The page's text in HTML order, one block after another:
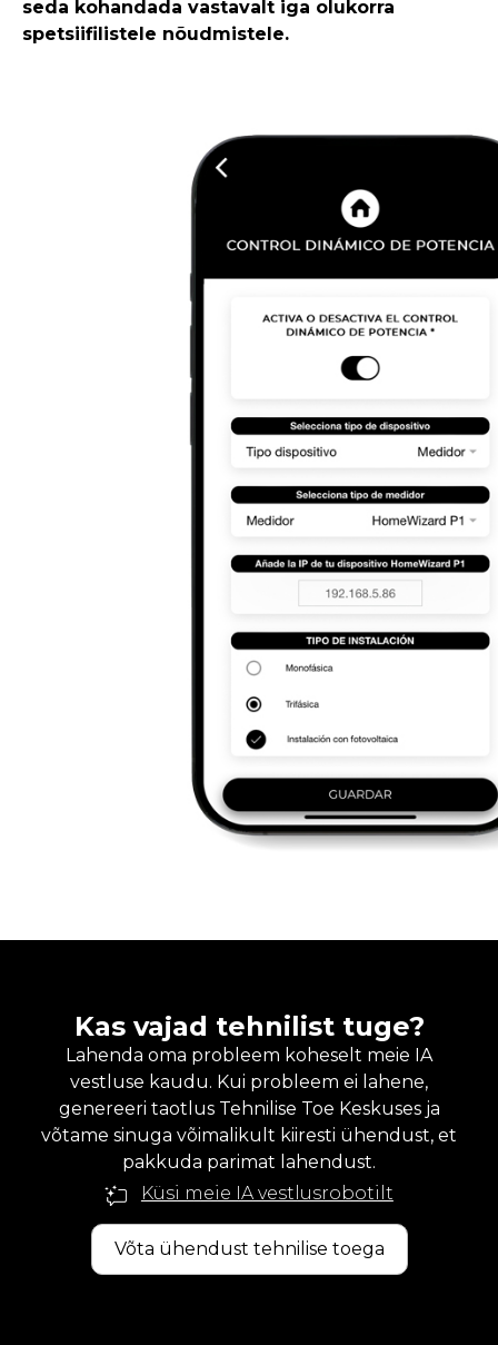
seda kohandada vastavalt iga olukorra
spetsiifilistele nõudmistele.
Kas vajad tehnilist tuge?
Lahenda oma probleem koheselt meie IA
vestluse kaudu. Kui probleem ei lahene,
genereeri taotlus Tehnilise Toe Keskuses ja
võtame sinuga võimalikult kiiresti ühendust, et
pakkuda parimat lahendust.
Küsi meie IA vestlusrobotilt
Võta ühendust tehnilise toega